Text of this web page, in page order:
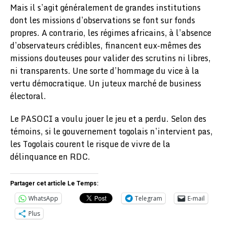
Mais il s’agit généralement de grandes institutions
dont les missions d’observations se font sur fonds
propres. A contrario, les régimes africains, à l’absence
d’observateurs crédibles, financent eux-mêmes des
missions douteuses pour valider des scrutins ni libres,
ni transparents. Une sorte d’hommage du vice à la
vertu démocratique. Un juteux marché de business
électoral.
Le PASOCI a voulu jouer le jeu et a perdu. Selon des
témoins, si le gouvernement togolais n’intervient pas,
les Togolais courent le risque de vivre de la
délinquance en RDC.
Partager cet article Le Temps:
WhatsApp Telegram
E-mail
Plus